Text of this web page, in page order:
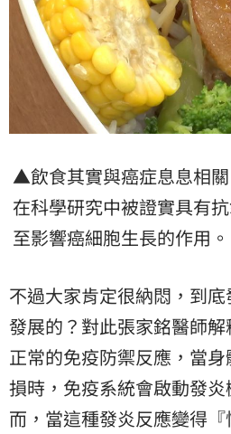
▲飲食其實與癌症息息相
在科學研究中被證實具有
至影響癌細胞生長的作用。
不過大家肯定很納悶，到
發展的？對此張家銘醫師
正常的免疫防禦反應，當
損時，免疫系統會啟動發
而，當這種發炎反應變得『